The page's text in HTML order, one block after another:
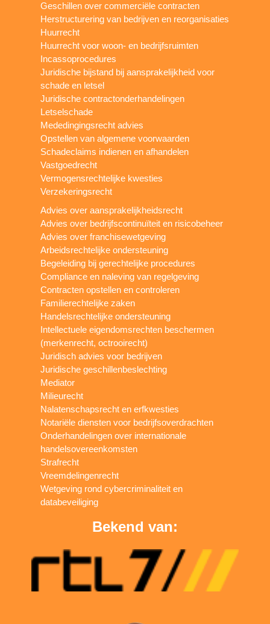
Geschillen over commerciële contracten
Herstructurering van bedrijven en reorganisaties
Huurrecht
Huurrecht voor woon- en bedrijfsruimten
Incassoprocedures
Juridische bijstand bij aansprakelijkheid voor
schade en letsel
Juridische contractonderhandelingen
Letselschade
Mededingingsrecht advies
Opstellen van algemene voorwaarden
Schadeclaims indienen en afhandelen
Vastgoedrecht
Vermogensrechtelijke kwesties
Verzekeringsrecht
Advies over aansprakelijkheidsrecht
Advies over bedrijfscontinuïteit en risicobeheer
Advies over franchisewetgeving
Arbeidsrechtelijke ondersteuning
Begeleiding bij gerechtelijke procedures
Compliance en naleving van regelgeving
Contracten opstellen en controleren
Familierechtelijke zaken
Handelsrechtelijke ondersteuning
Intellectuele eigendomsrechten beschermen
(merkenrecht, octrooirecht)
Juridisch advies voor bedrijven
Juridische geschillenbeslechting
Mediator
Milieurecht
Nalatenschapsrecht en erfkwesties
Notariële diensten voor bedrijfsoverdrachten
Onderhandelingen over internationale
handelsovereenkomsten
Strafrecht
Vreemdelingenrecht
Wetgeving rond cybercriminaliteit en
databeveiliging
Bekend van: